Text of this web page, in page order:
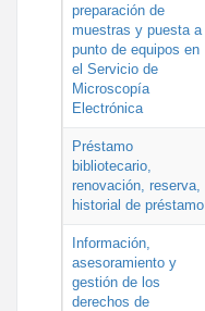
preparación de
muestras y puesta a
punto de equipos en
el Servicio de
Microscopía
Electrónica
Préstamo
bibliotecario,
renovación, reserva,
historial de préstamo
Información,
asesoramiento y
gestión de los
derechos de